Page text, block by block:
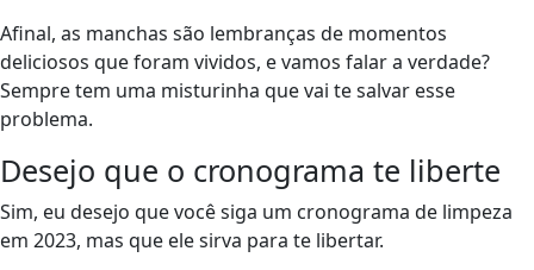
Afinal, as manchas são lembranças de momentos
deliciosos que foram vividos, e vamos falar a verdade?
Sempre tem uma misturinha que vai te salvar esse
problema.
Desejo que o cronograma te liberte
Sim, eu desejo que você siga um cronograma de limpeza
em 2023, mas que ele sirva para te libertar.